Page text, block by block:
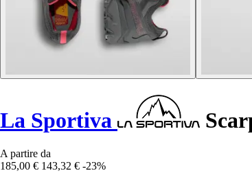
La Sportiva
A partire da
185,00 € 143,32 € -23%